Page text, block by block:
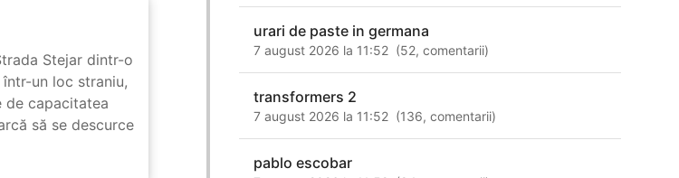
Stejar dintr-o
un loc straniu,
de capacitatea
să se descurce
urari de paste in germana
7 august 2026 la 11:52 (52,comentarii)
transformers 2
7 august 2026 la 11:52 (136,comentarii)
pablo escobar